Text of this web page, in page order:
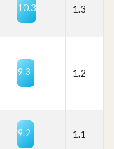
10.3 1.3
9.3 1.2
9.2 1.1